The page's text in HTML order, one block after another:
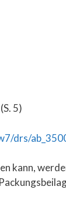
5)
drs/
kann,